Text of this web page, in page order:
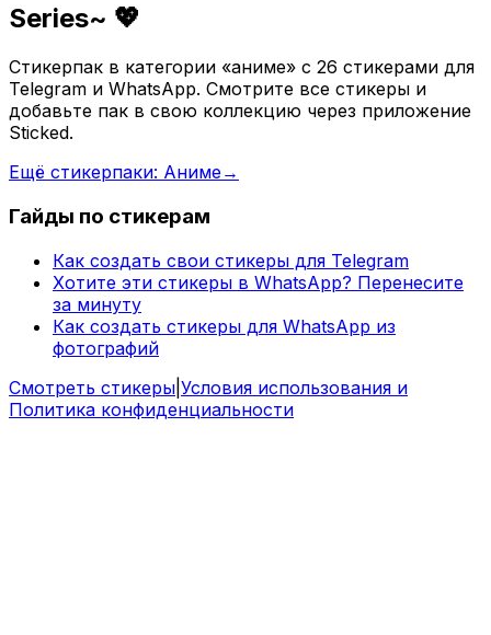
Series~ 💖
Стикерпак в категории «аниме» с 26 стикерами для
Telegram и WhatsApp. Смотрите все стикеры и
добавьте пак в свою коллекцию через приложение
Sticked.
Ещё стикерпаки: Аниме→
Гайды по стикерам
Как создать свои стикеры для Telegram
Хотите эти стикеры в WhatsApp? Перенесите
за минуту
Как создать стикеры для WhatsApp из
фотографий
Смотреть стикеры Условия использования и
Политика конфиденциальности